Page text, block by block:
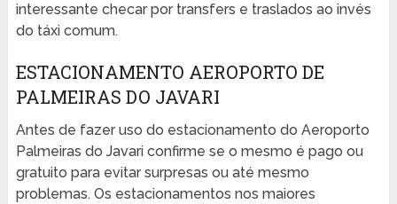
interessante checar por transfers e traslados ao invés
do táxi comum.
ESTACIONAMENTO AEROPORTO DE
PALMEIRAS DO JAVARI
Antes de fazer uso do estacionamento do Aeroporto
Palmeiras do Javari confirme se o mesmo é pago ou
gratuito para evitar surpresas ou até mesmo
problemas. Os estacionamentos nos maiores